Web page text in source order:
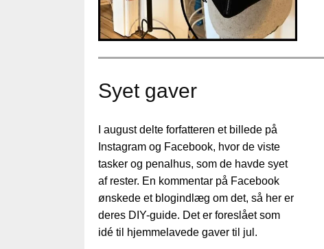
Syet gaver
I august delte forfatteren et billede på
Instagram og Facebook, hvor de viste
tasker og penalhus, som de havde syet
af rester. En kommentar på Facebook
ønskede et blogindlæg om det, så her er
deres DIY-guide. Det er foreslået som
idé til hjemmelavede gaver til jul.